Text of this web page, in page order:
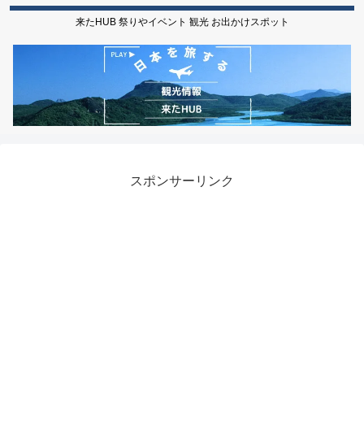
来たHUB 祭りやイベント 観光 お出かけスポット
スポンサーリンク